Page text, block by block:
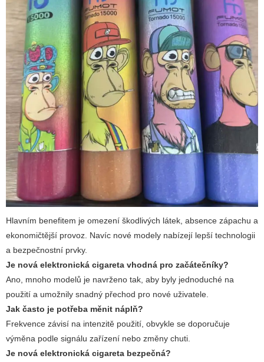
Hlavním benefitem je omezení škodlivých látek, absence zápachu a
ekonomičtější provoz. Navíc nové modely nabízejí lepší technologii
a bezpečnostní prvky.
Je nová elektronická cigareta vhodná pro začátečníky?
Ano, mnoho modelů je navrženo tak, aby byly jednoduché na
použití a umožnily snadný přechod pro nové uživatele.
Jak často je potřeba měnit náplň?
Frekvence závisí na intenzitě použití, obvykle se doporučuje
výměna podle signálu zařízení nebo změny chuti.
Je nová elektronická cigareta bezpečná?